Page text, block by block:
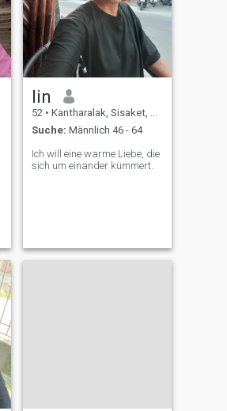
lin
52 • Kantharalak, Sisaket, Thailand
Suche: Männlich 46 - 64
Ich will eine warme Liebe, die
sich um einander kümmert.